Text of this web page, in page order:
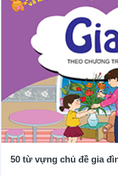
50 từ vựng chủ đề gia